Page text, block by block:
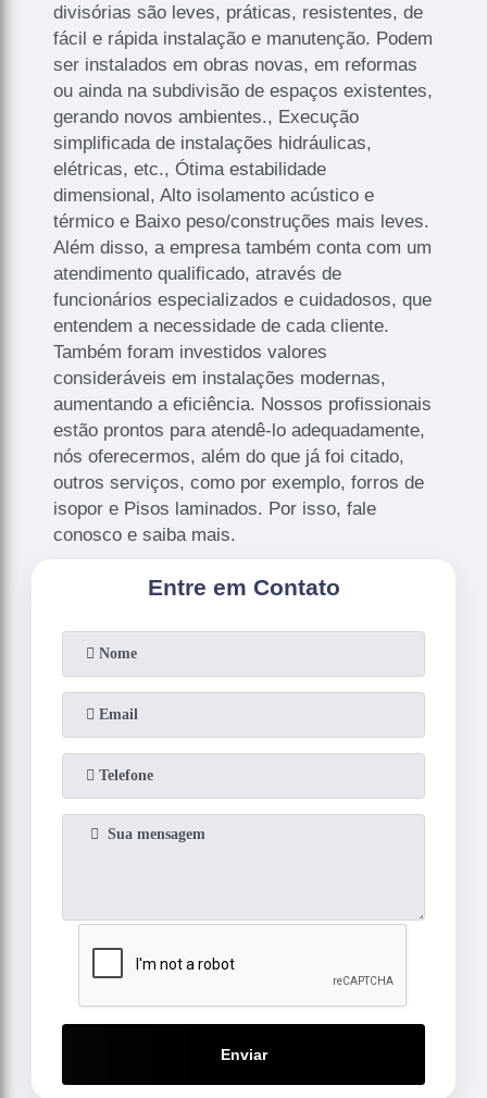
divisórias são leves, práticas, resistentes, de
fácil e rápida instalação e manutenção. Podem
ser instalados em obras novas, em reformas
ou ainda na subdivisão de espaços existentes,
gerando novos ambientes., Execução
simplificada de instalações hidráulicas,
elétricas, etc., Ótima estabilidade
dimensional, Alto isolamento acústico e
térmico e Baixo peso/construções mais leves.
Além disso, a empresa também conta com um
atendimento qualificado, através de
funcionários especializados e cuidadosos, que
entendem a necessidade de cada cliente.
Também foram investidos valores
consideráveis em instalações modernas,
aumentando a eficiência. Nossos profissionais
estão prontos para atendê-lo adequadamente,
nós oferecermos, além do que já foi citado,
outros serviços, como por exemplo, forros de
isopor e Pisos laminados. Por isso, fale
conosco e saiba mais.
Entre em Contato
Enviar